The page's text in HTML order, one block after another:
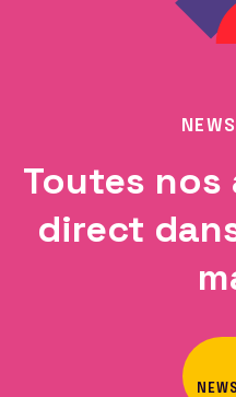
Toutes
direct